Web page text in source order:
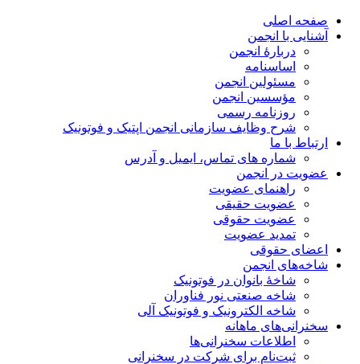
صفحه اصلی
آشنایی با انجمن
دربارۀ انجمن
اساسنامه
مسئولین انجمن
مؤسسین انجمن
روزنامه رسمی
شرح وظایف سازمانی انجمن اپتیک و فوتونیک
ارتباط با ما
شماره های تماس، ایمیل و آدرس
عضویت در انجمن
راهنمای عضویت
عضویت حقیقی
عضویت حقوقی
تمدید عضویت
اعضای حقوقی
شاخه‌های انجمن
شاخۀ بانوان در فوتونیک
شاخه صنعتی نور فناوران
شاخه‌ الکترونیک و فوتونیک آلی
سخنرانی‌های ماهانه
اطلاعات سخنرانی‌‌ها
ثبت‌نام برای شرکت در سخنرانی